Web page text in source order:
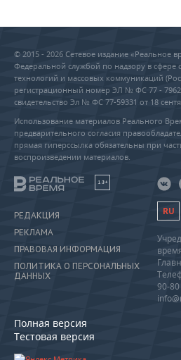
© 2015 - 2026 Сетевое издание «Реальное
Федеральной службой по надзору в
технологий и массовых коммуникаций
регистрационный номер ЭЛ № ФС 77 -
свидетельство Эл № ФС 77-59331 от 18
Использование материалов Реального
предварительного согласия
прямая гиперссылка обязательны при
воспроизведении материалов.
18+
РЕДАКЦИЯ
РЕКЛАМА
ПРАВОВАЯ ИНФОРМАЦИЯ
ПОЛИТИКА О ПЕРСОНАЛЬНЫХ
ДАННЫХ
Полная версия
Тестовая версия
RU
90-80